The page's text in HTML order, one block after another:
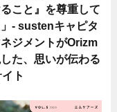
こと』を尊重して
」- sustenキャピタ
ジメントがOrizm
た、思いが伝わる
ト